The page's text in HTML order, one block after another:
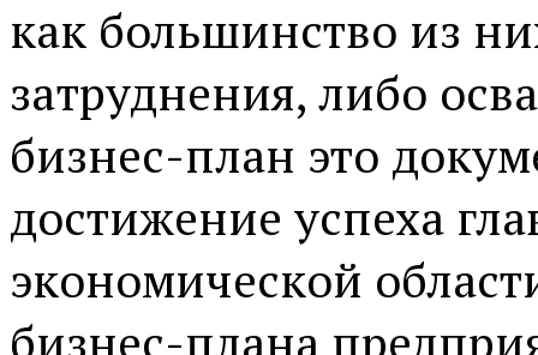
как большинство из
затруднения, либо
бизнес-план это
достижение успеха
экономической
бизнес-плана